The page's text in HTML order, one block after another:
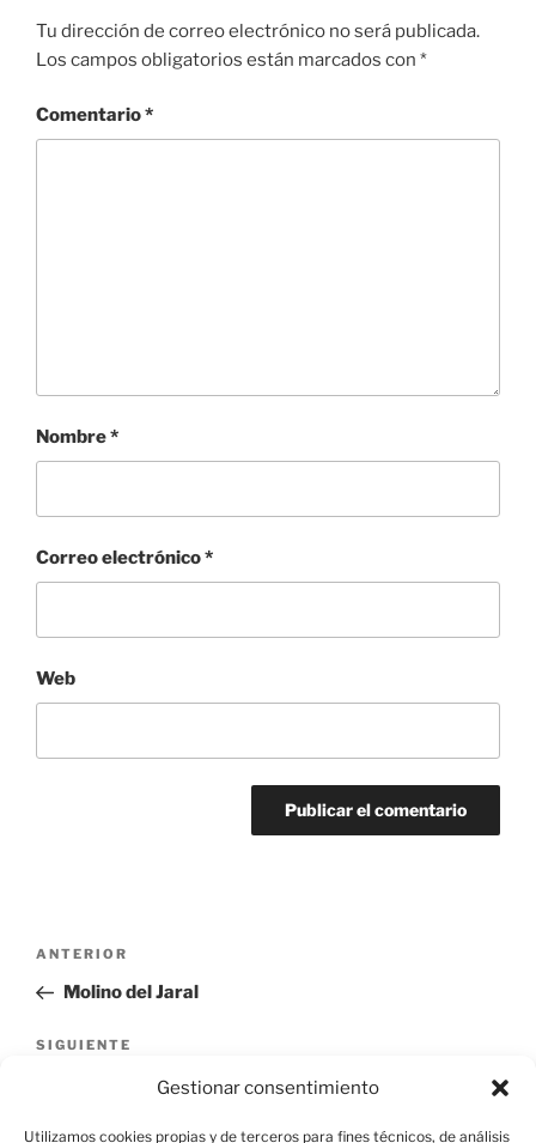
Gestionar consentimiento
Utilizamos cookies propias y de terceros para fines técnicos, de análisis
Tu dirección de correo electrónico no será publicada.
Los campos obligatorios están marcados con *
Comentario*
Nombre*
Correo electrónico*
Web
Navegación
entradas
Entrada
anterior:
ANTERIOR
Molino del Jaral
Siguiente
SIGUIENTE
Matadero comarcal